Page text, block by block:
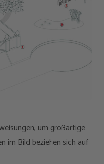
um großartige
im Bild beziehen sich auf